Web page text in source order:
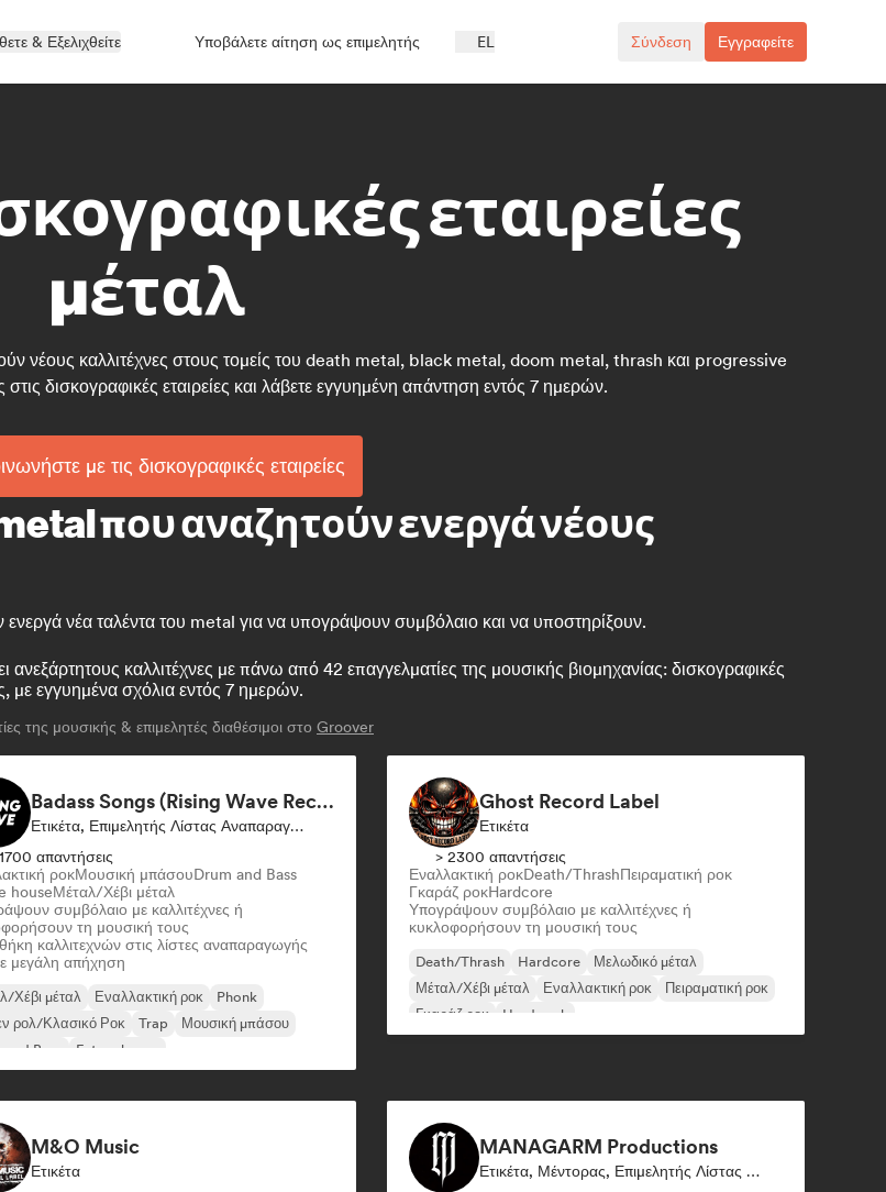
& Εξελιχθείτε Υποβάλετε αίτηση ως επιμελητής EL Σύνδεση Εγγραφείτε
εταιρείες
μέταλ
νέους καλλιτέχνες στους τομείς του death metal, black metal, doom metal, thrash και progressive
δισκογραφικές εταιρείες και λάβετε εγγυημένη απάντηση εντός 7 ημερών.
με τις δισκογραφικές εταιρείες
που αναζητούν ενεργά νέους
ενεργά νέα ταλέντα του metal για να υπογράψουν συμβόλαιο και να υποστηρίξουν.
καλλιτέχνες με πάνω από 42 επαγγελματίες της μουσικής βιομηχανίας: δισκογραφικές
με εγγυημένα σχόλια εντός 7 ημερών.
της μουσικής & επιμελητές διαθέσιμοι στο Groover
Badass Songs (Rising Wave Records)
Ετικέτα, Επιμελητής Λίστας Αναπαραγωγής
απαντήσεις
ροκΜουσική μπάσουDrum and Bass
houseΜέταλ/Χέβι μέταλ
συμβόλαιο με καλλιτέχνες ή
τη μουσική τους
καλλιτεχνών στις λίστες αναπαραγωγής
μεγάλη απήχηση
Χέβι μέταλ Εναλλακτική ροκ
Phonk
ρολ/Κλασικό Ροκ
Trap
Μουσική μπάσου
Bass
Future house
Ghost Record Label
Ετικέτα
> 2300 απαντήσεις
Εναλλακτική ροκDeath/ThrashΠειραματική ροκ
Γκαράζ ροκHardcore
Υπογράψουν συμβόλαιο με καλλιτέχνες ή
κυκλοφορήσουν τη μουσική τους
Death/Thrash Hardcore
Μελωδικό μέταλ
Μέταλ/Χέβι μέταλ
Εναλλακτική ροκ
Πειραματική ροκ
Γκαράζ ροκ
Hard rock
M&O Music
Ετικέτα
MANAGARM Productions
Ετικέτα, Μέντορας, Επιμελητής Λίστας Αναπαραγωγής